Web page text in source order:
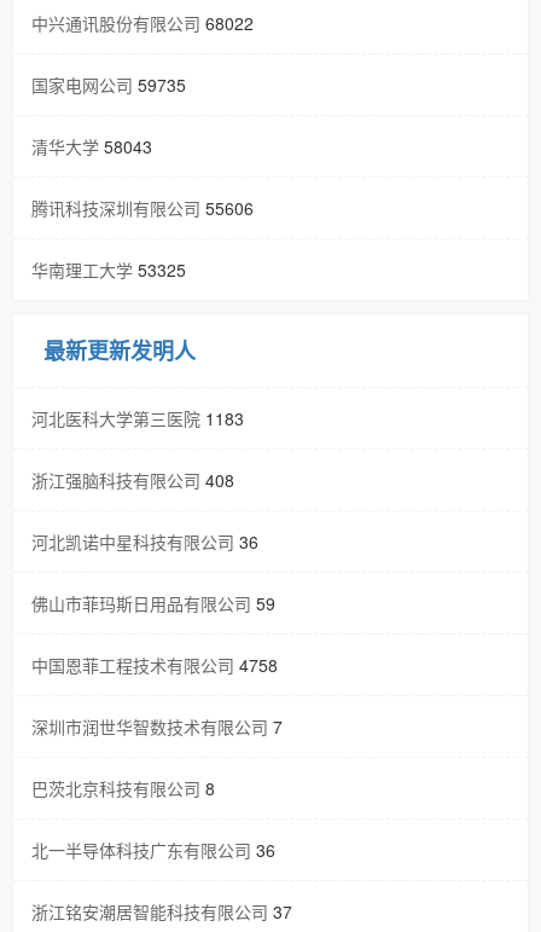
中兴通讯股份有限公司 68022
国家电网公司 59735
清华大学 58043
腾讯科技深圳有限公司 55606
华南理工大学 53325
最新更新发明人
河北医科大学第三医院 1183
浙江强脑科技有限公司 408
河北凯诺中星科技有限公司 36
佛山市菲玛斯日用品有限公司 59
中国恩菲工程技术有限公司 4758
深圳市润世华智数技术有限公司 7
巴茨北京科技有限公司 8
北一半导体科技广东有限公司 36
浙江铭安潮居智能科技有限公司 37